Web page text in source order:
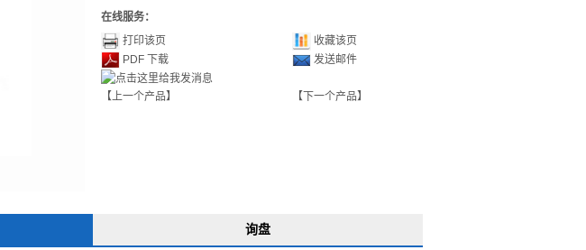
在线服务：
打印该页
收藏该页
PDF 下载
发送邮件
【上一个产品】 【下一个产品】
询盘